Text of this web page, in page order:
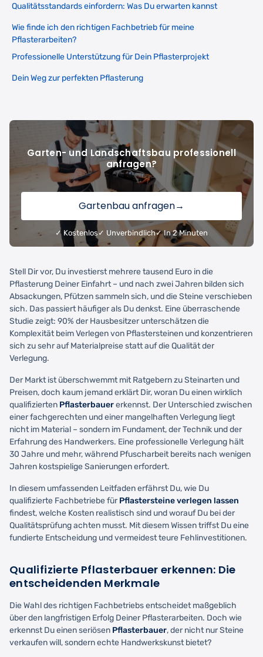
Qualitätsstandards einfordern: Was Du erwarten kannst
Wie finde ich den richtigen Fachbetrieb für meine
Pflasterarbeiten?
Professionelle Unterstützung für Dein Pflasterprojekt
Dein Weg zur perfekten Pflasterung
Garten- und Landschaftsbau professionell
anfragen?
Gartenbau anfragen→
✓ Kostenlos✓ Unverbindlich✓ In 2 Minuten
Stell Dir vor, Du investierst mehrere tausend Euro in die
Pflasterung Deiner Einfahrt – und nach zwei Jahren bilden sich
Absackungen, Pfützen sammeln sich, und die Steine verschieben
sich. Das passiert häufiger als Du denkst. Eine überraschende
Studie zeigt: 90% der Hausbesitzer unterschätzen die
Komplexität beim Verlegen von Pflastersteinen und konzentrieren
sich zu sehr auf Materialpreise statt auf die Qualität der
Verlegung.
Der Markt ist überschwemmt mit Ratgebern zu Steinarten und
Preisen, doch kaum jemand erklärt Dir, woran Du einen wirklich
qualifizierten Pflasterbauererkennst. Der Unterschied zwischen
einer fachgerechten und einer mangelhaften Verlegung liegt
nicht im Material – sondern im Fundament, der Technik und der
Erfahrung des Handwerkers. Eine professionelle Verlegung hält
30 Jahre und mehr, während Pfuscharbeit bereits nach wenigen
Jahren kostspielige Sanierungen erfordert.
In diesem umfassenden Leitfaden erfährst Du, wie Du
qualifizierte Fachbetriebe fürPflastersteine verlegen lassen
findest, welche Kosten realistisch sind und worauf Du bei der
Qualitätsprüfung achten musst. Mit diesem Wissen triffst Du eine
fundierte Entscheidung und vermeidest teure Fehlinvestitionen.
Qualifizierte Pflasterbauer erkennen: Die
entscheidenden Merkmale
Die Wahl des richtigen Fachbetriebs entscheidet maßgeblich
über den langfristigen Erfolg Deiner Pflasterarbeiten. Doch wie
erkennst Du einen seriösen Pflasterbauer, der nicht nur Steine
verkaufen will, sondern echte Handwerkskunst bietet?